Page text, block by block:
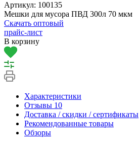
Артикул: 100135
Мешки для мусора ПВД 300л 70 мкм
Скачать оптовый
прайс-лист
В корзину
Характеристики
Отзывы 10
Доставка / скидки / сертификаты
Рекомендованные товары
Обзоры